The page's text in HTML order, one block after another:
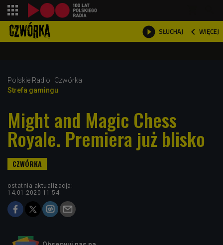
 SŁUCHAJ  WIĘCEJ

Polskie Radio
Czwórka
Strefa gamingu
Might and Magic Chess
Royale. Premiera już blisko
ostatnia aktualizacja:
14.01.2020 11:54